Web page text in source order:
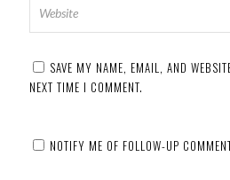
SAVE MY NAME, EMAIL, AND
NEXT TIME I COMMENT.
NOTIFY ME OF FOLLOW-UP